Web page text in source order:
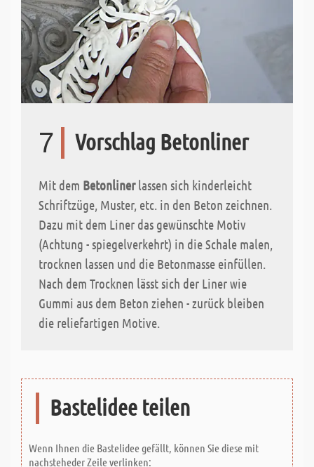
7 Vorschlag Betonliner
Mit dem Betonlinerlassen sich kinderleicht
Schriftzüge, Muster, etc. in den Beton zeichnen.
Dazu mit dem Liner das gewünschte Motiv
(Achtung - spiegelverkehrt) in die Schale malen,
trocknen lassen und die Betonmasse einfüllen.
Nach dem Trocknen lässt sich der Liner wie
Gummi aus dem Beton ziehen - zurück bleiben
die reliefartigen Motive.
Bastelidee teilen
Wenn Ihnen die Bastelidee gefällt, können Sie diese mit
nachsteheder Zeile verlinken: